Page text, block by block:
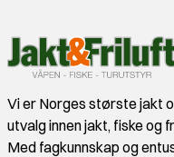
Vi er Norges største jakt
utvalg innen jakt, fiske og
Med fagkunnskap og